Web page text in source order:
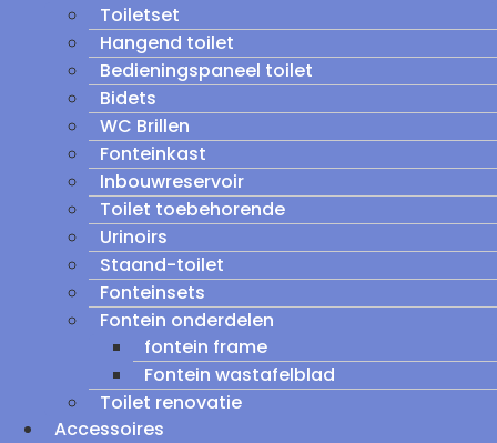
Toiletset
Hangend toilet
Bedieningspaneel toilet
Bidets
WC Brillen
Fonteinkast
Inbouwreservoir
Toilet toebehorende
Urinoirs
Staand-toilet
Fonteinsets
Fontein onderdelen
fontein frame
Fontein wastafelblad
Toilet renovatie
Accessoires